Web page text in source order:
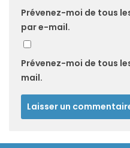
Prévenez-moi de tous
par e-mail.
Prévenez-moi de tous
mail.